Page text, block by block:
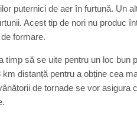
puternici de aer în furtună. Un
Acest tip de nori nu produc
formare.
timp să se uite pentru un loc bun
distanță pentru a obține cea
de tornade se vor asigura